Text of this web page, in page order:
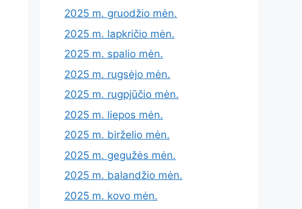
2025 m. gruodžio mėn.
2025 m. lapkričio mėn.
2025 m. spalio mėn.
2025 m. rugsėjo mėn.
2025 m. rugpjūčio mėn.
2025 m. liepos mėn.
2025 m. birželio mėn.
2025 m. gegužės mėn.
2025 m. balandžio mėn.
2025 m. kovo mėn.